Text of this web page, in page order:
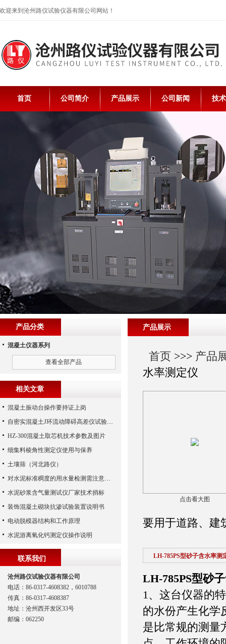
欢迎来到沧州路仪试验仪器有限公司网站！
首页 公司简介 产品展示 公司新闻 技
产品展示
首页 >>> 产品
水率测定仪
点击看大图
要用于道路、建
LH-785PS型砂子含水率测
LH-785PS型砂
1、这台仪器的
的水份产生化学
是比常规的测量
产品分类
混凝土仪器系列
查看全部产品
相关文章
混凝土振动台操作要持证上岗
自密实混凝土J环流动障碍高差仪试验步骤
HZ-300混凝土取芯机技术参数及图片
细集料棱角性测定仪使用与保养
土壤筛（河北路仪）
对水泥标准稠度的用水量检测需注意哪些？
水泥砂浆含气量测试仪厂家技术捎标
装饰混凝土砌块抗渗试验装置说明书
电动脱模器结构和工作原理
水泥游离氧化钙测定仪操作说明
联系我们
沧州路仪试验仪器有限公司
电话：86-0317-4608382，6010788
传真：86-0317-4608387
地址：沧州西开发区33号
邮编：062250